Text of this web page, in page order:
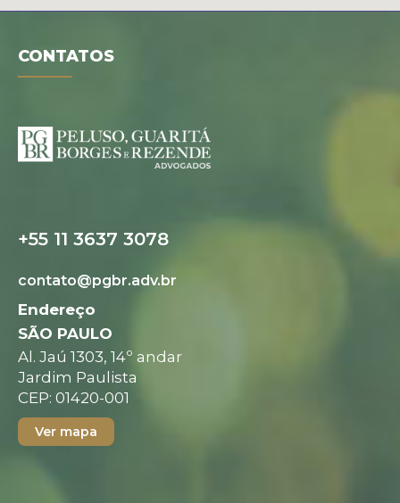
CONTATOS
+55 11 3637 3078
contato@pgbr.adv.br
Endereço
SÃO PAULO
Al. Jaú 1303, 14º andar
Jardim Paulista
CEP: 01420-001
Ver mapa